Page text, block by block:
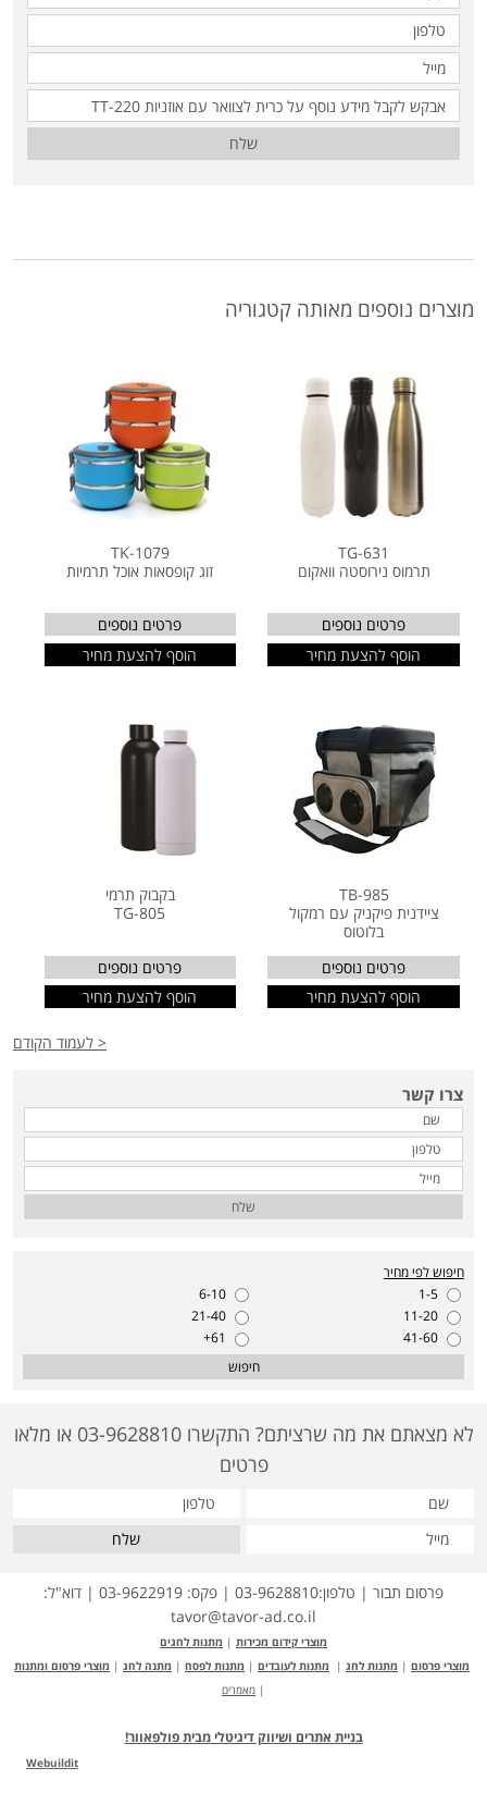
שלח
מוצרים נוספים מאותה קטגוריה
TG-631
תרמוס נירוסטה וואקום
פרטים נוספים
הוסף להצעת מחיר
TK-1079
זוג קופסאות אוכל תרמיות
פרטים נוספים
הוסף להצעת מחיר
TB-985
ציידנית פיקניק עם רמקול
בלוטוס
פרטים נוספים
הוסף להצעת מחיר
בקבוק תרמי
TG-805
פרטים נוספים
הוסף להצעת מחיר
< לעמוד הקודם
צרו קשר
שלח
חיפוש לפי מחיר
1-5
6-10
11-20
21-40
41-60
61+
חיפוש
לא מצאתם את מה שרציתם? התקשרו 03-9628810 או מלאו
פרטים
שלח
פרסום תבור | טלפון:03-9628810 | פקס: 03-9622919 | דוא"ל:
tavor@tavor-ad.co.il
מוצרי קידום מכירות | מתנות לחגים
מוצרי פרסום | מתנות לחג | מתנות לעובדים | מתנות לפסח | מתנה לחג | מוצרי פרסום ומתנות
| מאמרים
בניית אתרים ושיווק דיגיטלי מבית פולפאוור!
Webuildit